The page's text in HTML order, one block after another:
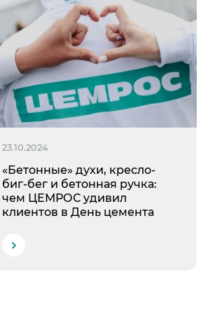
23.10.2024
«Бетонные» духи, кресло-
биг-бег и бетонная ручка:
чем ЦЕМРОС удивил
клиентов в День цемента